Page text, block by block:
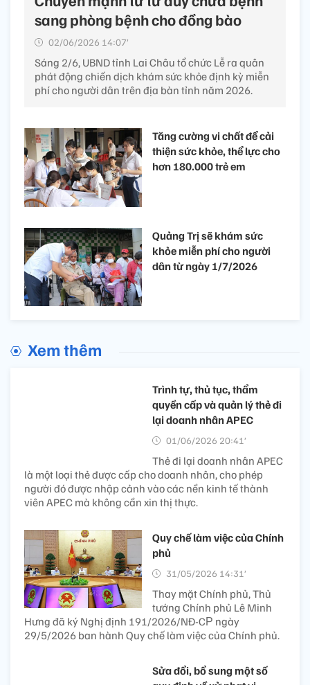
sang phòng bệnh cho đồng bào
02/06/2026 14:07’
Sáng 2/6, UBND tỉnh Lai Châu tổ chức Lễ ra quân
phát động chiến dịch khám sức khỏe định kỳ miễn
phí cho người dân trên địa bàn tỉnh năm 2026.
Tăng cường vi chất để cải
thiện sức khỏe, thể lực cho
hơn 180.000 trẻ em
Quảng Trị sẽ khám sức
khỏe miễn phí cho người
dân từ ngày 1/7/2026
Xem thêm
Trình tự, thủ tục, thẩm
quyền cấp và quản lý thẻ đi
lại doanh nhân APEC
01/06/2026 20:41’
Thẻ đi lại doanh nhân APEC
là một loại thẻ được cấp cho doanh nhân, cho phép
người đó được nhập cảnh vào các nền kinh tế thành
viên APEC mà không cần xin thị thực.
Quy chế làm việc của Chính
phủ
31/05/2026 14:31’
Thay mặt Chính phủ, Thủ
tướng Chính phủ Lê Minh
Hưng đã ký Nghị định 191/2026/NĐ-CР ngày
29/5/2026 ban hành Quy chế làm việc của Chính phủ.
Sửa đổi, bổ sung một số